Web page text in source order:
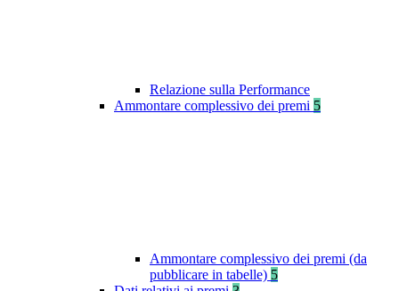
Relazione sulla Performance
Ammontare complessivo dei premi 5
Ammontare complessivo dei premi (da
pubblicare in tabelle) 5